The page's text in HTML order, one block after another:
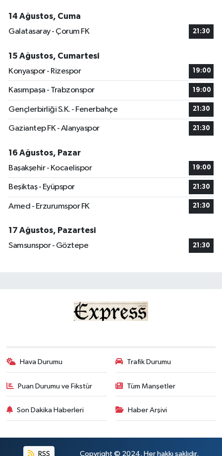
14 Ağustos, Cuma
Galatasaray - Çorum FK
21:30
15 Ağustos, Cumartesi
Konyaspor - Rizespor
19:00
Kasımpaşa - Trabzonspor 19:00
Gençlerbirliği S.K. - Fenerbahçe 21:30
Gaziantep FK - Alanyaspor 21:30
16 Ağustos, Pazar
Başakşehir - Kocaelispor
19:00
Beşiktaş - Eyüpspor 21:30
Amed - Erzurumspor FK 21:30
17 Ağustos, Pazartesi
Samsunspor - Göztepe
21:30
Hava Durumu Trafik Durumu
Puan Durumu ve Fikstür Tüm Manşetler
Son Dakika Haberleri Haber Arşivi
RSS Copyright © 2024. Her hakkı saklıdır.